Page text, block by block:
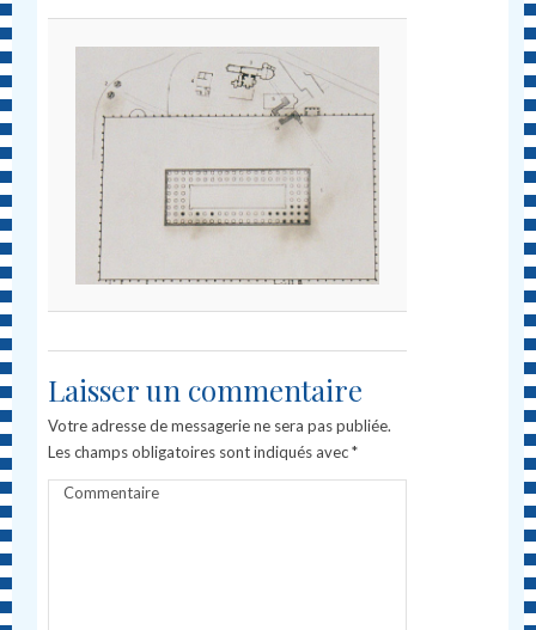
Laisser un commentaire
Votre adresse de messagerie ne sera pas publiée.
Les champs obligatoires sont indiqués avec*
Commentaire